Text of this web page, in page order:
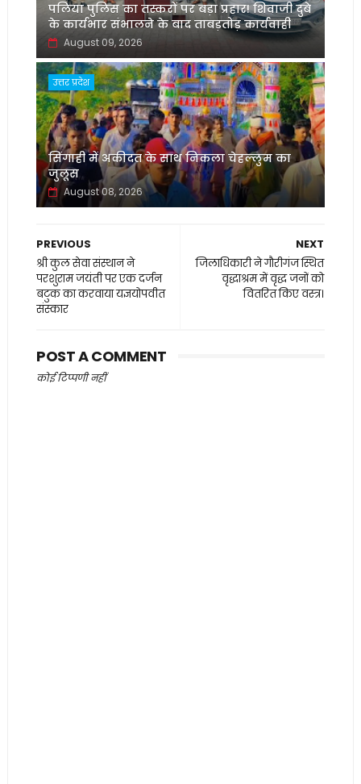
पलिया पुलिस का तस्करों पर बड़ा प्रहार! शिवाजी दुबे
के कार्यभार संभालने के बाद ताबड़तोड़ कार्यवाही
August 09, 2026
उत्तर प्रदेश
सिंगाही में अकीदत के साथ निकला चेहल्लुम का
जुलूस
August 08, 2026
NEXT
जिलाधिकारी ने गौरीगंज स्थित
वृद्धाश्रम में वृद्ध जनों को
वितरित किए वस्त्र।
PREVIOUS
श्री कुल सेवा संस्थान ने
परशुराम जयंती पर एक दर्जन
बटुक का करवाया यज्ञयोपवीत
संस्कार
POST A COMMENT
कोई टिप्पणी नहीं